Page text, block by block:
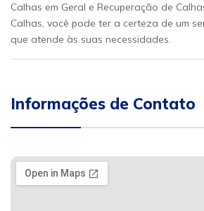
Calhas em Geral e Recuperação de
Calhas, você pode ter a certeza de um
que atende às suas necessidades.
Informações de Contato